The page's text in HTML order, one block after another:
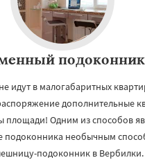
подоконник
идут в малогабаритных
дополнительные
площади! Одним из способов
подоконника необычным
подоконник в Вербилки.